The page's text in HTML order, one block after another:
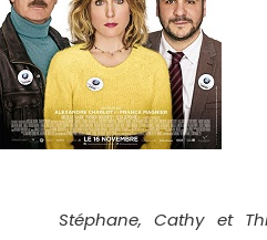
Stéphane, Cathy et